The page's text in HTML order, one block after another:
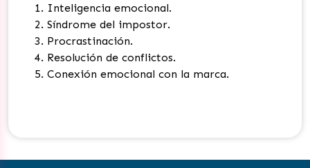
Inteligencia emocional.
Síndrome del impostor.
Procrastinación.
Resolución de conflictos.
Conexión emocional con la marca.